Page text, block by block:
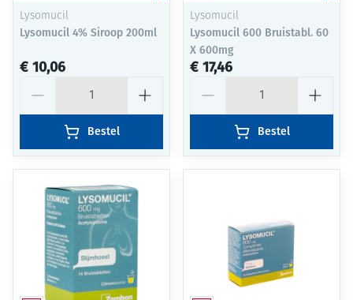
Lysomucil
Lysomucil 4% Siroop 200ml
€ 10,06
Bestel
Lysomucil
Lysomucil 600 Bruistabl. 60
X 600mg
€ 17,46
Bestel